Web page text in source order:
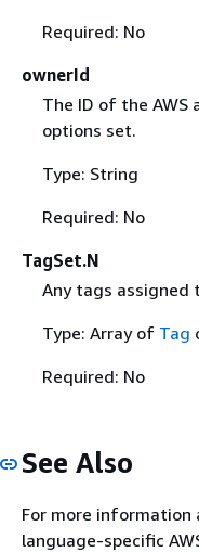
Required: No
ownerId
The ID of the AWS
options set.
Type: String
Required: No
TagSet.N
Any tags assigned
Type: Array of Tag
Required: No
See Also
For more information
language-specific